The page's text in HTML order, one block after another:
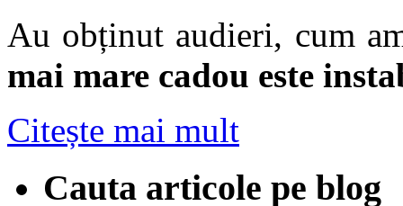
Au obținut audieri, cum
mai mare cadou este
Citește mai mult
Cauta articole pe blog